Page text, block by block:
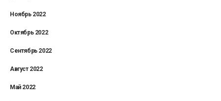
Ноябрь 2022
Октябрь 2022
Сентябрь 2022
Август 2022
Май 2022